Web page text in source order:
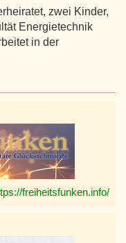
zwei Kinder,
Energietechnik
in der
freiheitsfunken.info/